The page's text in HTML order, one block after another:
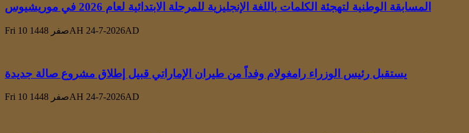
المسابقة الوطنية لتهجئة الكلمات باللغة الإنجليزية للمرحلة الابتدائية لعام 2026 في موريشيوس
Fri 10 صفر 1448AH 24-7-2026AD
يستقبل رئيس الوزراء رامغولام وفداً من طيران الإماراتي قبيل إطلاق مشروع صالة جديدة
Fri 10 صفر 1448AH 24-7-2026AD